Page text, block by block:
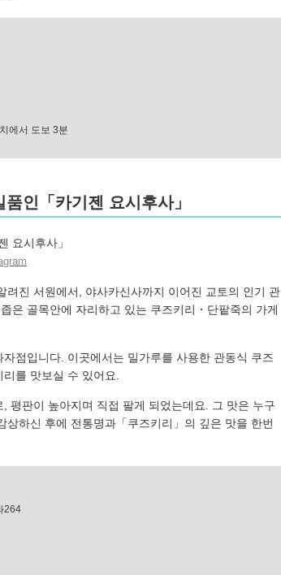
에서 도보 3분
인「카기젠 요시후사」
진 서원에서, 야사카신사까지 이어진 교토의 인기 관
은 골목안에 자리하고 있는 쿠즈키리・단팥죽의 가게
점입니다. 이곳에서는 밀가루를 사용한 관동식 쿠즈
를 맛보실 수 있어요.
평판이 높아지며 직접 팔게 되었는데요. 그 맛은 누구
하신 후에 전통명과「쿠즈키리」의 깊은 맛을 한번
264